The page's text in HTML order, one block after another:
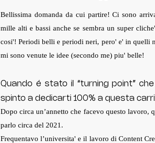
Bellissima domanda da cui partire! Ci sono
mille alti e bassi anche se sembra un super
cosi'! Periodi belli e periodi neri, pero' e' in quelli
mi sono venute le idee (secondo me) piu' belle!
Quando é stato il “turning point”
spinto a dedicarti 100% a questa
Dopo circa un’annetto che facevo questo lavoro,
parlo circa del 2021.
Frequentavo l’universita' e il lavoro di Content